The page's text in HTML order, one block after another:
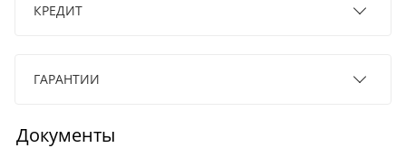
КРЕДИТ
ГАРАНТИИ
Документы